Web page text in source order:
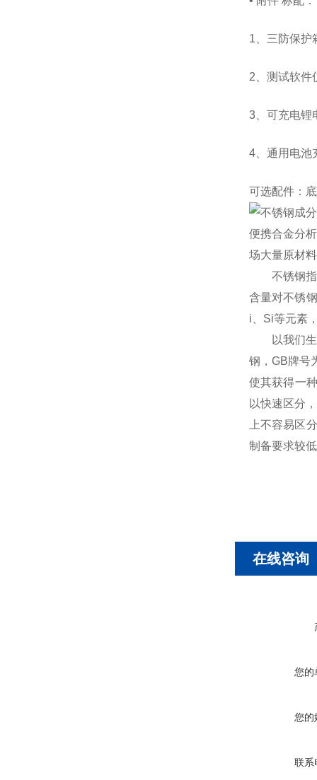
1、三防保护
2、测试软件
3、可充电锂
4、通用电池
可选配件：
便携合金分
场大量原材
不锈钢指耐
含量对不锈
i、Si等元素
以我们生产
钢，GB牌号
使其获得一
以快速区分
上不容易区
制备要求较
在线咨询
您的
您的
联系